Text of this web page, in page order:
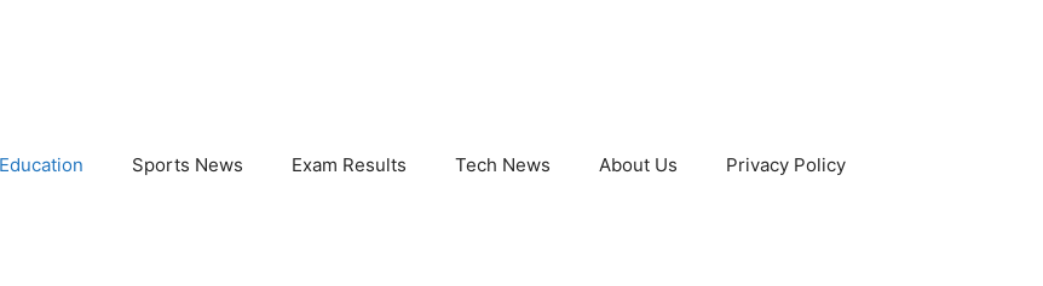
Education Sports News Exam Results Tech News About Us Privacy Policy